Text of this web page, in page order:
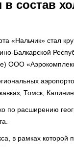
состав
«Нальчик» стал
Балкарской
ООО
Томск,
по расширению
в рамках которой